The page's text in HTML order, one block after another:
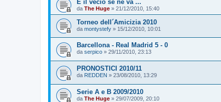
E il vecio se ne va ...
da The Huge » 21/12/2010, 15:40
Torneo dell´Amicizia 2010
da montystefy » 15/12/2010, 10:01
Barcellona - Real Madrid 5 - 0
da serpico » 29/11/2010, 23:13
PRONOSTICI 2010/11
da REDDEN » 23/08/2010, 13:29
Serie A e B 2009/2010
da The Huge » 29/07/2009, 20:10